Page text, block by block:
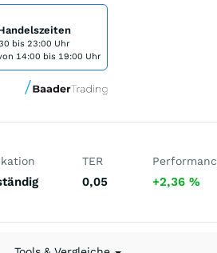
bis 23:00 Uhr
14:00 bis 19:00 Uhr
TER
0,05 +2,36 %